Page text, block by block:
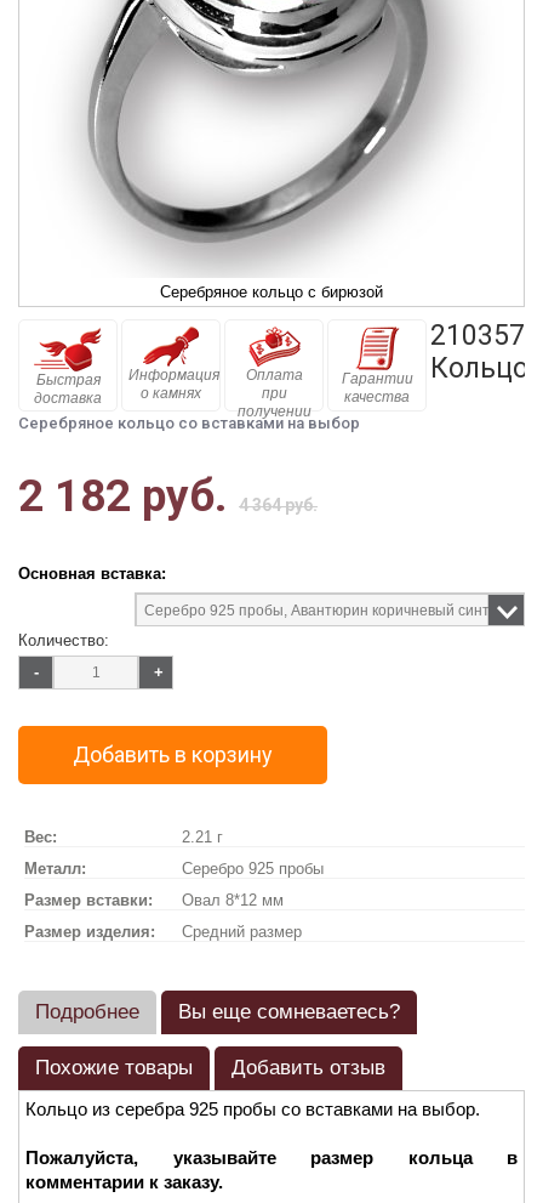
Серебряное кольцо с бирюзой
Быстрая
доставка
Информация
о камнях
Оплата
при
получении
Гарантии
качества
210357
Кольцо
Серебряное кольцо со вставками на выбор
2 182 руб. 4 364 руб.
Основная вставка:
Количество:
-
+
Добавить в корзину
Вес:
2.21 г
Металл:
Серебро 925 пробы
Размер вставки:
Овал 8*12 мм
Размер изделия:
Средний размер
Подробнее Вы еще сомневаетесь?
Похожие товары Добавить отзыв
Кольцо из серебра 925 пробы со вставками на выбор.
Пожалуйста, указывайте размер кольца в
комментарии к заказу.